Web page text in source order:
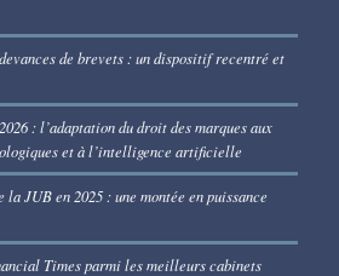
de brevets : un dispositif recentré et
: l’adaptation du droit des marques aux
et à l’intelligence artificielle
JUB en 2025 : une montée en puissance
Times parmi les meilleurs cabinets